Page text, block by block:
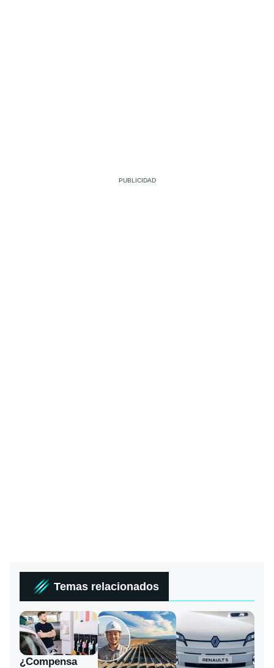
Temas relacionados
¿Compensa